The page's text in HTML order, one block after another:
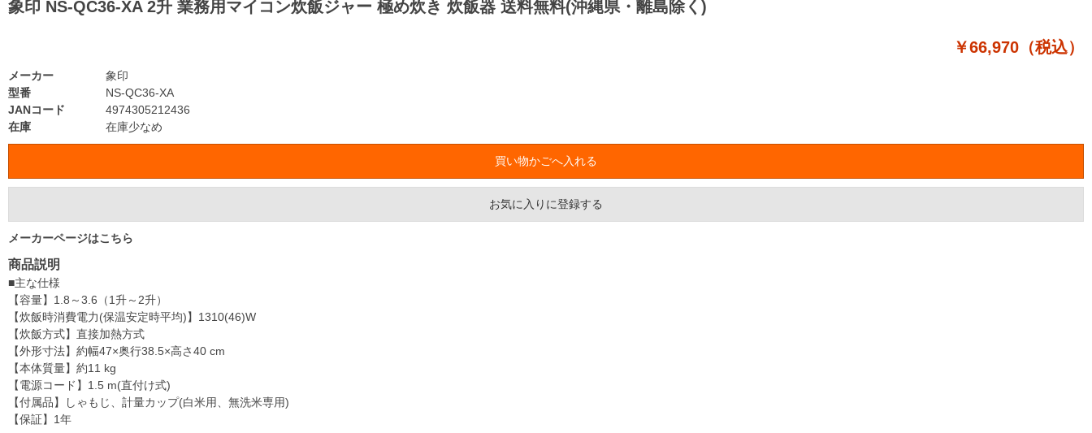
象印 NS-QC36-XA 2升 業務用マイコン炊飯ジャー 極め炊き 炊飯器 送料無料(沖縄県・離島除く)
￥66,970（税込）
型番
NS-QC36-XA
JANコード
4974305212436
在庫
在庫少なめ
メーカー 象印
お気に入りに登録する
メーカーページはこちら
商品説明
■主な仕様
【容量】1.8～3.6（1升～2升）
【炊飯時消費電力(保温安定時平均)】1310(46)W
【炊飯方式】直接加熱方式
【外形寸法】約幅47×奥行38.5×高さ40 cm
【本体質量】約11 kg
【電源コード】1.5 m(直付け式)
【付属品】しゃもじ、計量カップ(白米用、無洗米専用)
【保証】1年